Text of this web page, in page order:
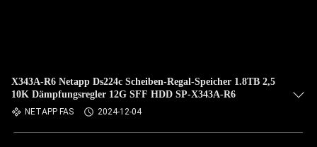
X343A-R6 Netapp Ds224c Scheiben-Regal-Speicher 1.8TB 2,5
10K Dämpfungsregler 12G SFF HDD SP-X343A-R6
NETAPP FAS 2024-12-04